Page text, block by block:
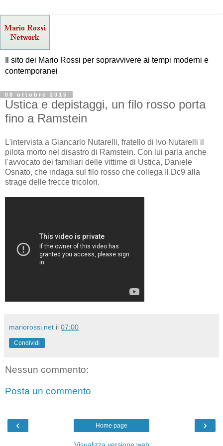
Il sito dei Mario Rossi per sopravvivere ai tempi moderni e
contemporanei
08 ottobre 2015
Ustica e depistaggi, un filo rosso porta
fino a Ramstein
L'intervista a Giancarlo Nutarelli, fratello di Ivo Nutarelli il
pilota morto nel disastro di Ramstein. Con lui parla anche
l'avvocato dei familiari delle vittime di Ustica, Daniele
Osnato, che indaga sul filo rosso che collega Il Dc9 alla
strage delle frecce tricolori.
mariorossi.net il 07:00
Condividi
Nessun commento:
Posta un commento
‹ ›
Home page
Visualizza versione web